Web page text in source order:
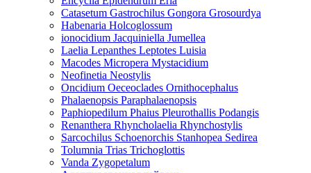
Catasetum Gastrochilus Gongora Grosourdya
Habenaria Holcoglossum
ionocidium Jacquiniella Jumellea
Laelia Lepanthes Leptotes Luisia
Macodes Micropera Mystacidium
Neofinetia Neostylis
Oncidium Oeceoclades Ornithocephalus
Phalaenopsis Paraphalaenopsis
Paphiopedilum Phaius Pleurothallis Podangis
Renanthera Rhyncholaelia Rhynchostylis
Sarcochilus Schoenorchis Stanhopea Sedirea
Tolumnia Trias Trichoglottis
Vanda Zygopetalum